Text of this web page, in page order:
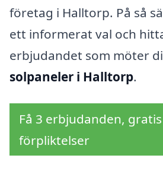
företag i Halltorp. På så
ett informerat val och
erbjudandet som möter
solpaneler i Halltorp.
Få 3 erbjudanden,
förpliktelser